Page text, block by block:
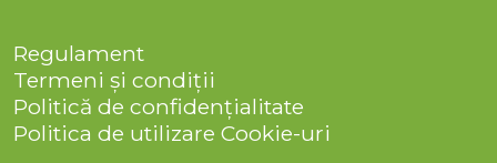
Regulament
Termeni și condiții
Politică de confidențialitate
Politica de utilizare Cookie-uri